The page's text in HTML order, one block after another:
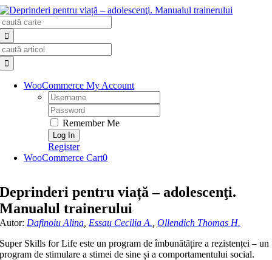
Skip
to
content
WooCommerce My Account
Username:
Password:
Remember Me
Register
WooCommerce Cart0
Deprinderi pentru viață – adolescenţi.
Manualul trainerului
Autor: Dafinoiu Alina Essau Cecilia A. ,Ollendich Thomas H.
Super Skills for Life este un program de îmbunătățire a rezistenței – un
program de stimulare a stimei de sine și a comportamentului social.